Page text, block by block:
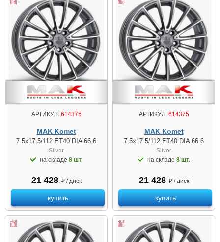
АРТИКУЛ:614375
MAK Komet
7.5x17 5/112 ET40 DIA 66.6
Silver
на складе 8 шт.
21 428 ₽ / диск
купить
АРТИКУЛ:614375
MAK Komet
7.5x17 5/112 ET40 DIA 66.6
Silver
на складе 8 шт.
21 428 ₽ / диск
купить